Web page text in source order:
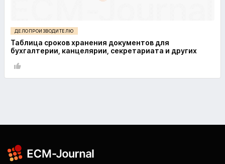
ДЕЛОПРОИЗВОДИТЕЛЮ
Таблица сроков хранения документов для
бухгалтерии, канцелярии, секретариата и других